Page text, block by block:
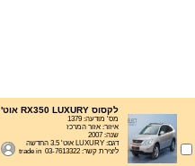
לקסוס RX350 LUXURY אוט' 3.5 החדשה 2007
מס' מודעה: 1379
איזור: אזור המרכז
שנה: 2007
דגם: LUXURY אוט' 3.5 החדשה
ליצירת קשר: trade in 03-7613322